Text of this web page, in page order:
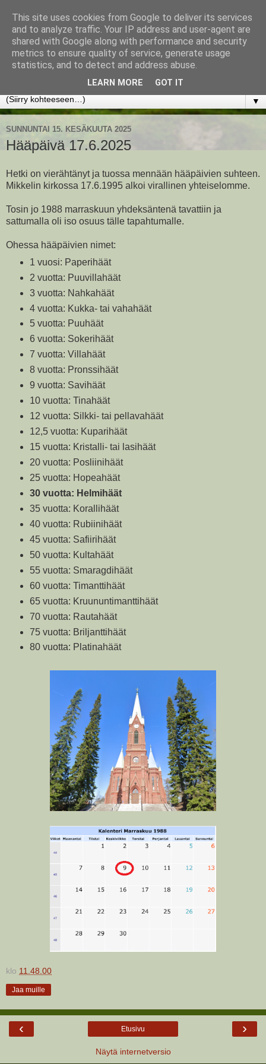
www.jyrkikokko.fi
Uusi Suunta - Jokainen hetki tarjoaa tilaisuuden muuttaa
▼
SUNNUNTAI 15. KESÄKUUTA 2025
Hääpäivä 17.6.2025
Hetki on vierähtänyt ja tuossa mennään hääpäivien suhteen.
Mikkelin kirkossa 17.6.1995 alkoi virallinen yhteiselomme.
Tosin jo 1988 marraskuun yhdeksäntenä tavattiin ja
sattumalla oli iso osuus tälle tapahtumalle.
Ohessa hääpäivien nimet:
1 vuosi: Paperihäät
2 vuotta: Puuvillahäät
3 vuotta: Nahkahäät
4 vuotta: Kukka- tai vahahäät
5 vuotta: Puuhäät
6 vuotta: Sokerihäät
7 vuotta: Villahäät
8 vuotta: Pronssihäät
9 vuotta: Savihäät
10 vuotta: Tinahäät
12 vuotta: Silkki- tai pellavahäät
12,5 vuotta: Kuparihäät
15 vuotta: Kristalli- tai lasihäät
20 vuotta: Posliinihäät
25 vuotta: Hopeahäät
30 vuotta: Helmihäät
35 vuotta: Korallihäät
40 vuotta: Rubiinihäät
45 vuotta: Safiirihäät
50 vuotta: Kultahäät
55 vuotta: Smaragdihäät
60 vuotta: Timanttihäät
65 vuotta: Kruununtimanttihäät
70 vuotta: Rautahäät
75 vuotta: Briljanttihäät
80 vuotta: Platinahäät
klo 11.48.00
Jaa muille
‹ ›
Etusivu
Näytä internetversio
This site uses cookies from Google to deliver its services
and to analyze traffic. Your IP address and user-agent are
shared with Google along with performance and security
metrics to ensure quality of service, generate usage
statistics, and to detect and address abuse.
LEARN MORE GOT IT